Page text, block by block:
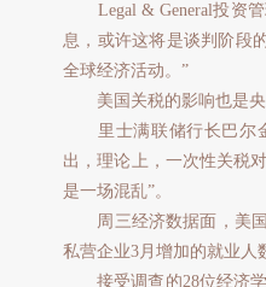
Legal & General投资管
息，或许这将是谈判阶段
全球经济活动。”
美国关税的影响也是央
里士满联储行长巴尔金
出，理论上，一次性关税
是一场混乱”。
周三经济数据面，美国
私营企业3月增加的就业人
接受调查的28位经济学